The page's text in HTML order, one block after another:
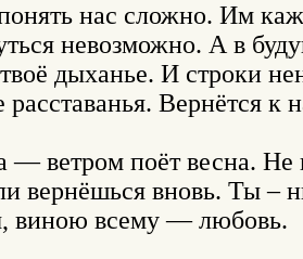
нас сложно. Им
невозможно. А в
дыханье. И строки
Вернётся к
виною всему — любовь.